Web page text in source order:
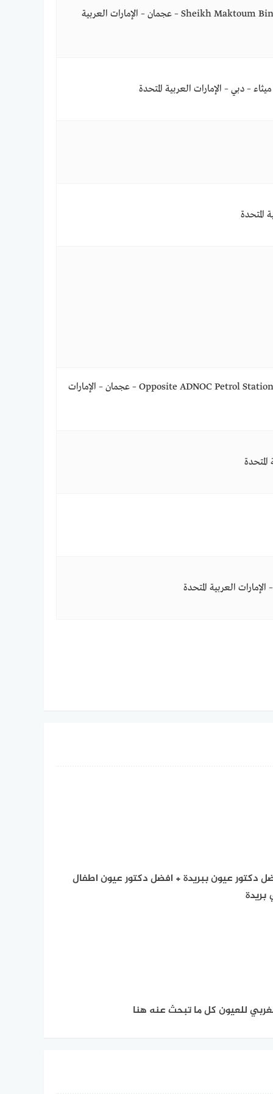
Sheikh Maktoum Bin Rashid Street,Ajman Industrial 1,Near Irani Market – عجمان – الإمارات العربية
Opposite ADNOC Petrol Station and Ramada Hotel Sheikh Khalifa Bin Zayed, Street – عجمان – الإمارات
دكتور عيون ببريدة + افضل دكتور عيون اطفال
للعيون كل ما تبحث عنه هنا